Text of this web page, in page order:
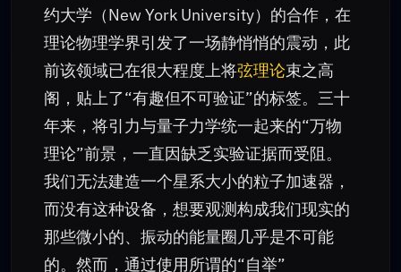
约大学（New York University）的合作，在
理论物理学界引发了一场静悄悄的震动，此
前该领域已在很大程度上将弦理论束之高
阁，贴上了“有趣但不可验证”的标签。三十
年来，将引力与量子力学统一起来的“万物
理论”前景，一直因缺乏实验证据而受阻。
我们无法建造一个星系大小的粒子加速器，
而没有这种设备，想要观测构成我们现实的
那些微小的、振动的能量圈几乎是不可能
的。然而，通过使用所谓的“自举”